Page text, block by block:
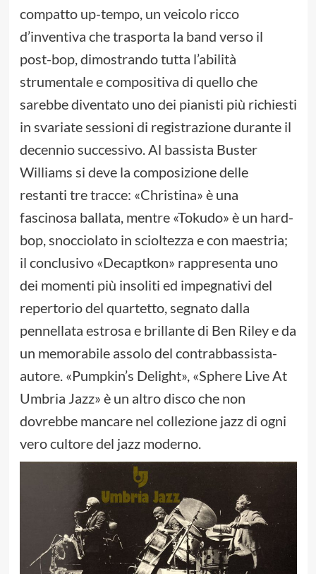
compatto up-tempo, un veicolo ricco
d’inventiva che trasporta la band verso il
post-bop, dimostrando tutta l’abilità
strumentale e compositiva di quello che
sarebbe diventato uno dei pianisti più richiesti
in svariate sessioni di registrazione durante il
decennio successivo. Al bassista Buster
Williams si deve la composizione delle
restanti tre tracce: «Christina» è una
fascinosa ballata, mentre «Tokudo» è un hard-
bop, snocciolato in scioltezza e con maestria;
il conclusivo «Decaptkon» rappresenta uno
dei momenti più insoliti ed impegnativi del
repertorio del quartetto, segnato dalla
pennellata estrosa e brillante di Ben Riley e da
un memorabile assolo del contrabbassista-
autore. «Pumpkin’s Delight», «Sphere Live At
Umbria Jazz» è un altro disco che non
dovrebbe mancare nel collezione jazz di ogni
vero cultore del jazz moderno.